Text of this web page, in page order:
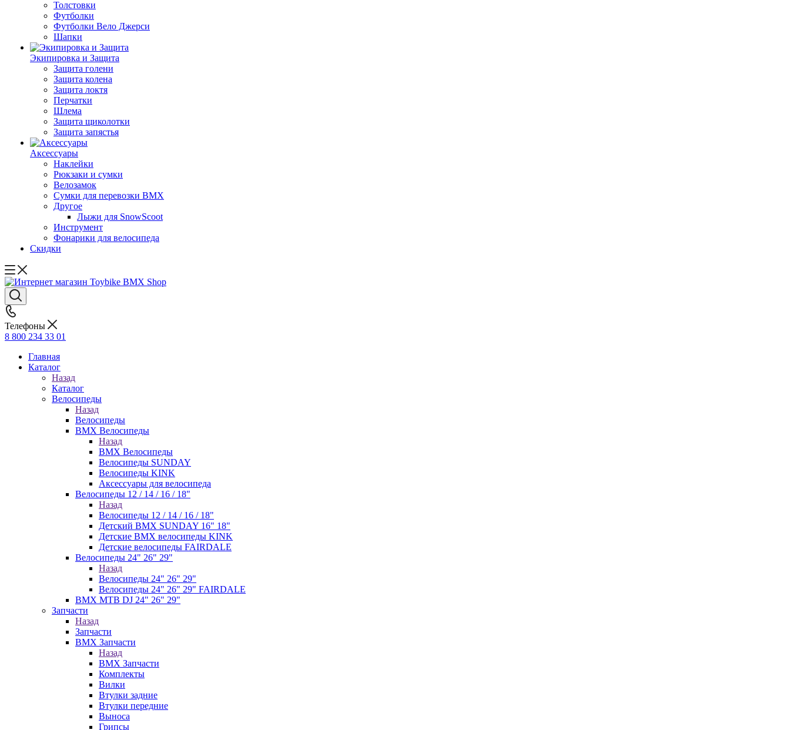
Толстовки
Футболки
Футболки Вело Джерси
Шапки
Экипировка и Защита
Защита голени
Защита колена
Защита локтя
Перчатки
Шлема
Защита щиколотки
Защита запястья
Аксессуары
Наклейки
Рюкзаки и сумки
Велозамок
Сумки для перевозки BMX
Другое
Лыжи для SnowScoot
Инструмент
Фонарики для велосипеда
Скидки
Телефоны
8 800 234 33 01
Главная
Каталог
Назад
Каталог
Велосипеды
Назад
Велосипеды
BMX Велосипеды
Назад
BMX Велосипеды
Велосипеды SUNDAY
Велосипеды KINK
Аксессуары для велосипеда
Велосипеды 12 / 14 / 16 / 18"
Назад
Велосипеды 12 / 14 / 16 / 18"
Детский BMX SUNDAY 16" 18"
Детские BMX велосипеды KINK
Детские велосипеды FAIRDALE
Велосипеды 24" 26" 29"
Назад
Велосипеды 24" 26" 29"
Велосипеды 24" 26" 29" FAIRDALE
BMX MTB DJ 24" 26" 29"
Запчасти
Назад
Запчасти
BMX Запчасти
Назад
BMX Запчасти
Комплекты
Вилки
Втулки задние
Втулки передние
Выноса
Грипсы